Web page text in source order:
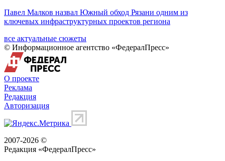
Павел Малков назвал Южный обход Рязани одним из
ключевых инфраструктурных проектов региона
все актуальные сюжеты
© Информационное агентство «ФедералПресс»
О проекте
Реклама
Редакция
Авторизация
2007-2026 ©
Редакция «ФедералПресс»